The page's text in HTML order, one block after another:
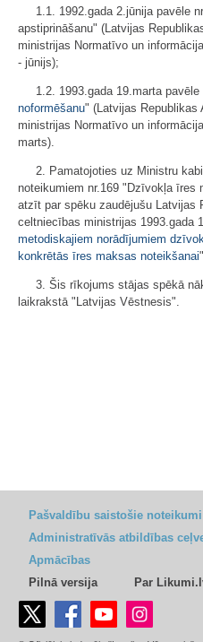
1.1. 1992.gada 2.jūnija pavēle
apstiprināšanu" (Latvijas
ministrijas Normatīvo un
- jūnijs);
1.2. 1993.gada 19.marta pavēle
noformēšanu" (Latvijas Republikas
ministrijas Normatīvo un
marts).
2. Pamatojoties uz Ministru
noteikumiem nr.169 "Dzīvokļa īres
atzīt par spēku zaudējušu Latvijas
celtniecības ministrijas 1993.gada
metodiskajiem norādījumiem
konkrētās īres maksas noteikšanai
3. Šis rīkojums stājas spēkā
laikrakstā "Latvijas Vēstnesis".
Pašvaldību saistošie noteikumi
Administratīvās atbildības
Apmācības
Pilnā versija
Par